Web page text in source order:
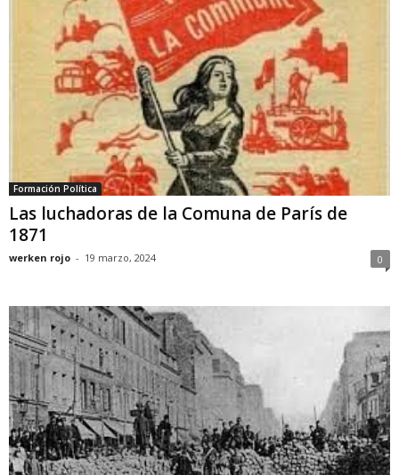
Formación Política
Las luchadoras de la Comuna de París de
1871
werken rojo - 19 marzo, 2024 0